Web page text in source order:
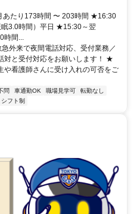
あたり173時間 〜 203時間 ★16:30
3.0時間）平日 ★15:30～翌
時間...
外来で夜間電話対応、受付業務／
対と受付対応をお願いします！ ★
や看護師さんに受け入れの可否をご
問 車通勤OK 職場見学可
転勤なし
シフト制